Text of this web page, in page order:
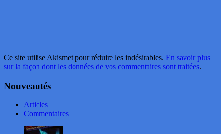
Ce site utilise Akismet pour réduire les indésirables. En savoir plus
sur la façon dont les données de vos commentaires sont traitées.
Nouveautés
Articles
Commentaires